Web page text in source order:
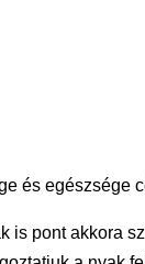
és egészsége
pont akkora